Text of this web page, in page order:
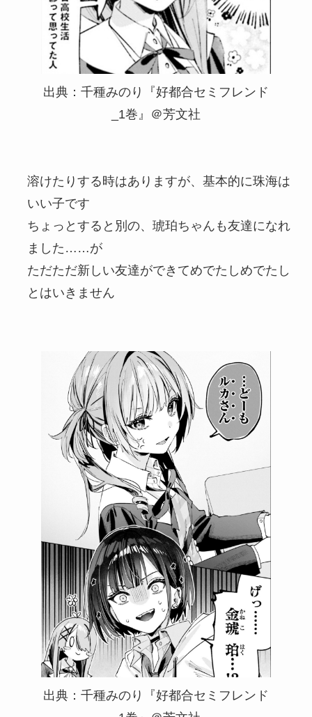
出典：千種みのり『好都合セミフレンド
_1巻』＠芳文社
溶けたりする時はありますが、基本的に珠海は
いい子です
ちょっとすると別の、琥珀ちゃんも友達になれ
ました……が
ただただ新しい友達ができてめでたしめでたし
とはいきません
出典：千種みのり『好都合セミフレンド